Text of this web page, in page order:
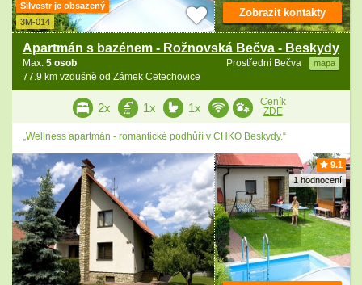
Silvestr je obsazený
3M-014
Apartmán s bazénem - Rožnovská Bečva - Beskydy
Prostřední Bečva mapa
Max. 5 osob
77.9 km vzdušně od Zámek Cetechovice
Zobrazit kontakty
2x 1x 1x
Ceník
ZDE
„Wellness apartmán - romantické podhůří v CHKO Beskydy.“
9.1
1 hodnocení